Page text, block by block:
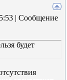
| Сообщение
будет